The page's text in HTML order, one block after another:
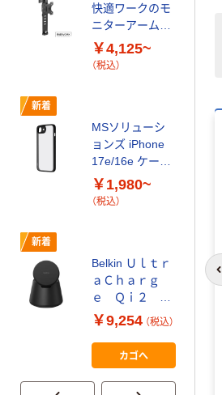
快適ワークのモ
ニターアーム
TVSOF
￥4,125~
（税込）
新着
MSソリューシ
ョンズ iPhone
17e/16e ケース
「Velta」LN-
ISS26UKHMT-
￥1,980~
（税込）
新着
Belkin Ｕｌｔｒ
ａＣｈａｒｇ
ｅ Ｑｉ２ ２
５Ｗ ３ーｉｎ
ー１ モジュー
ル式充電ドッ
ク ブラック
WIZ052dqBK（
￥9,254 （税込）
カゴへ